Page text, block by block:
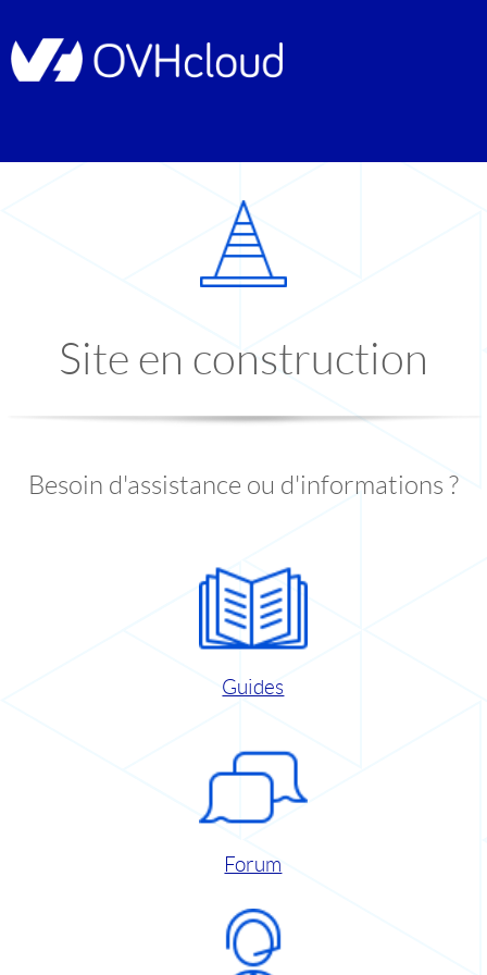
Site en construction
Besoin d'assistance ou d'informations ?
Guides
Forum